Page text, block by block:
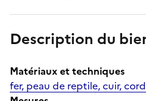
Description du
Matériaux et techniques
fer, peau de reptile, cuir,